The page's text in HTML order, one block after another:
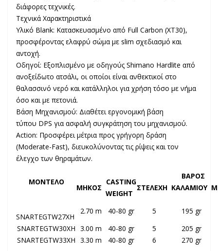
διάφορες τεχνικές.
Τεχνικά Χαρακτηριστικά
Υλικό Blank: Κατασκευασμένο από Full Carbon (XT30),
προσφέροντας ελαφρύ σώμα με slim σχεδιασμό και
αντοχή.
Οδηγοί: Εξοπλισμένο με οδηγούς Shimano Hardlite από
ανοξείδωτο ατσάλι, οι οποίοι είναι ανθεκτικοί στο
θαλασσινό νερό και κατάλληλοι για χρήση τόσο με νήμα
όσο και με πετονιά.
Βάση Μηχανισμού: Διαθέτει εργονομική βάση
τύπου DPS για ασφαλή συγκράτηση του μηχανισμού.
Action: Προσφέρει μέτρια προς γρήγορη δράση
(Moderate-Fast), διευκολύνοντας τις ρίψεις και τον
έλεγχο των θηραμάτων.
ΜΟΝΤΕΛΟ
ΜΗΚΟΣ
CASTING
WEIGHT
ΣΤΕΛΕΧΗ
ΒΑΡΟΣ
ΚΑΛΑΜΙΟΥ
SNARTEGTW27XH
2.70 m 40-80 gr 5
195 gr
SNARTEGTW30XH 3.00 m 40-80 gr 5
205 gr
SNARTEGTW33XH 3.30 m 40-80 gr 6 270 gr